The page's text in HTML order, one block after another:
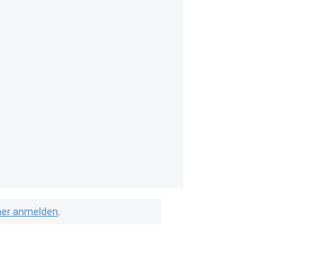
anmelden